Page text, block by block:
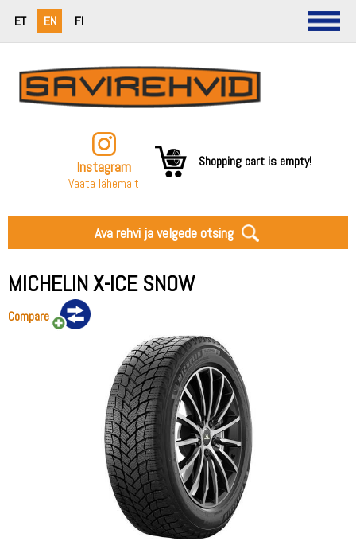
ET EN FI
Instagram
Vaata lähemalt
Shopping cart is empty!
Ava rehvi ja velgede otsing
MICHELIN X-ICE SNOW
Compare